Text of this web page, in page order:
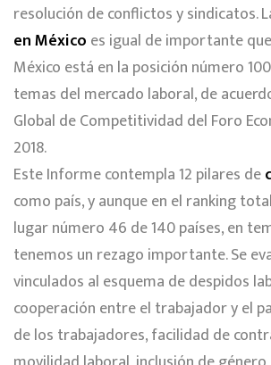
resolución de conflictos y sindicatos.
en México es igual de importante
México está en la posición número
temas del mercado laboral, de
Global de Competitividad del Foro
2018.
Este Informe contempla 12 pilares de
como país, y aunque en el ranking
lugar número 46 de 140 países, en
tenemos un rezago importante. Se
vinculados al esquema de despidos
cooperación entre el trabajador y el
de los trabajadores, facilidad de